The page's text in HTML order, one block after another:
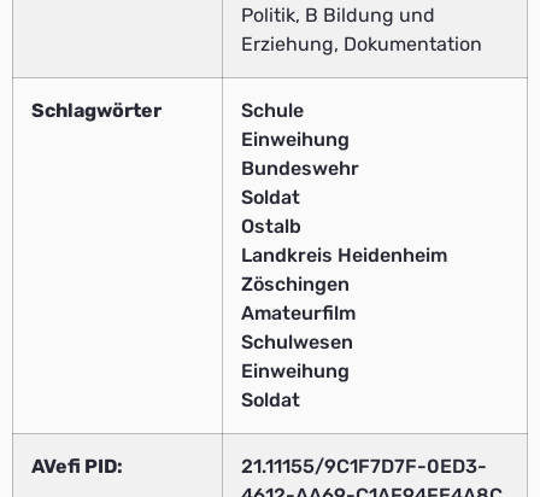
Politik, B Bildung und
Erziehung, Dokumentation
Schlagwörter
Schule
Einweihung
Bundeswehr
Soldat
Ostalb
Landkreis Heidenheim
Zöschingen
Amateurfilm
Schulwesen
Einweihung
Soldat
AVefi PID:
21.11155/9C1F7D7F-0ED3-